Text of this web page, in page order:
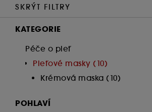
SKRÝT FILTRY
KATEGORIE
Péče o pleť
Pleťové masky (10)
Krémová maska (10)
POHLAVÍ